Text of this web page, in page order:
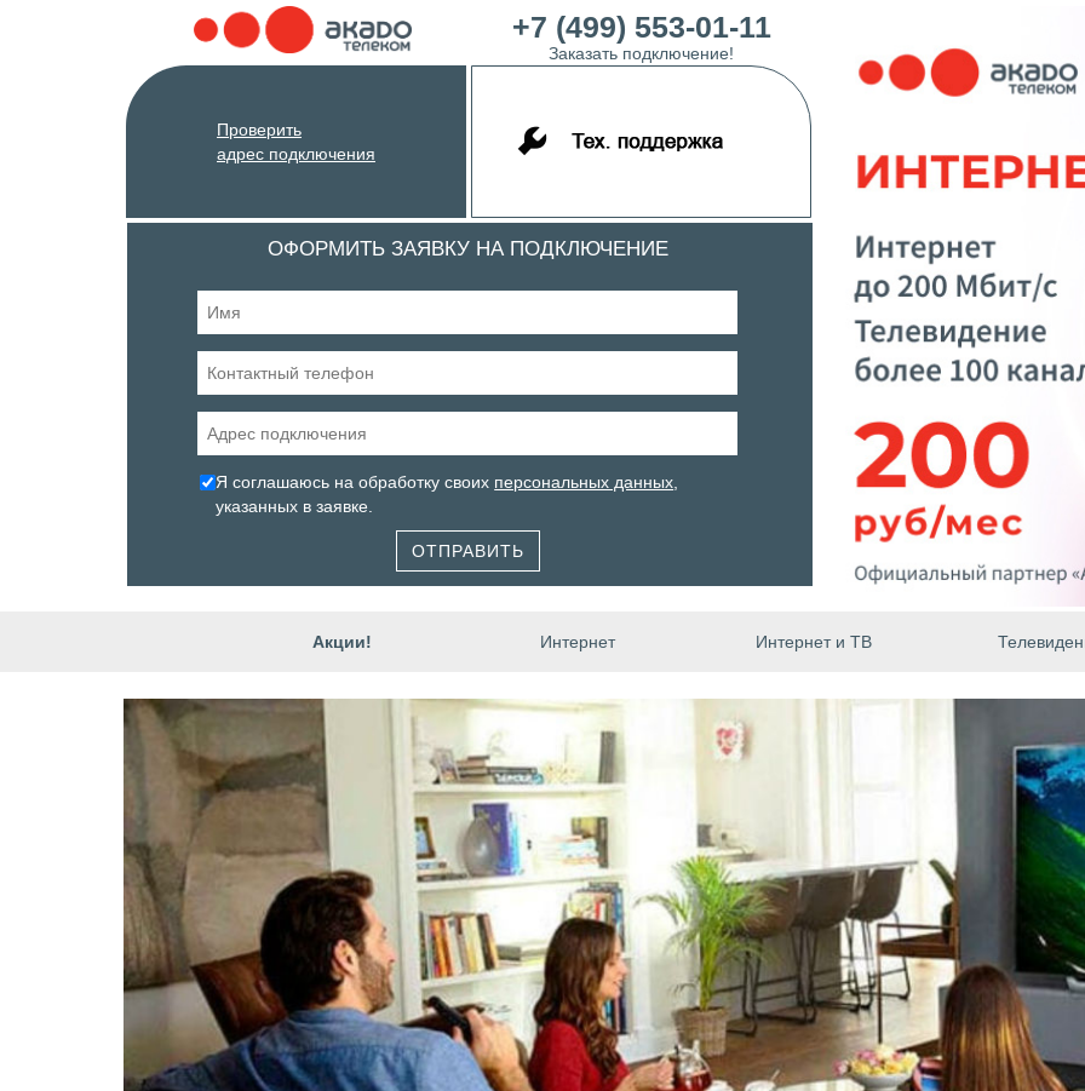
+7 (499) 553-01-11
Заказать подключение!
Проверить
адрес подключения
ОФОРМИТЬ ЗАЯВКУ НА ПОДКЛЮЧЕНИЕ
Я соглашаюсь на обработку своих персональных данных
указанных в заявке.
ОТПРАВИТЬ
Акции! Интернет Интернет и ТВ